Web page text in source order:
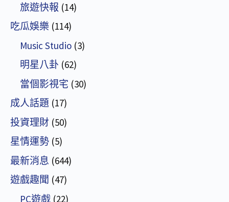
旅遊快報 (14)
吃瓜娛樂 (114)
Music Studio (3)
明星八卦 (62)
當個影視宅 (30)
成人話題 (17)
投資理財 (50)
星情運勢 (5)
最新消息 (644)
遊戲趣聞 (47)
PC遊戲 (22)